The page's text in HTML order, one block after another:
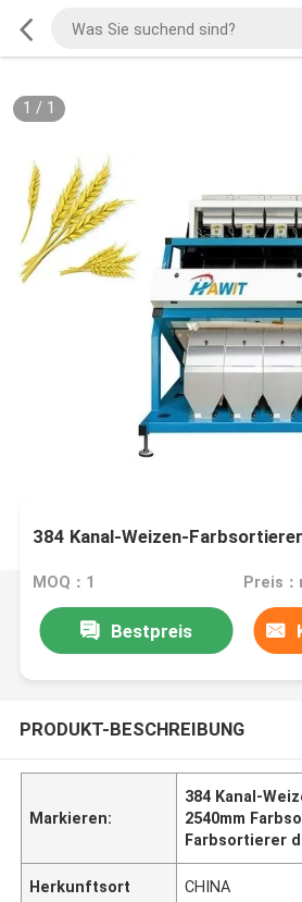
1 / 1
384 Kanal-Weizen-Farbsortierer
MOQ：1 Preis
Bestpreis
PRODUKT-BESCHREIBUNG
Markieren:
384 Kanal-
2540mm
Farbsortierer
Herkunftsort CHINA